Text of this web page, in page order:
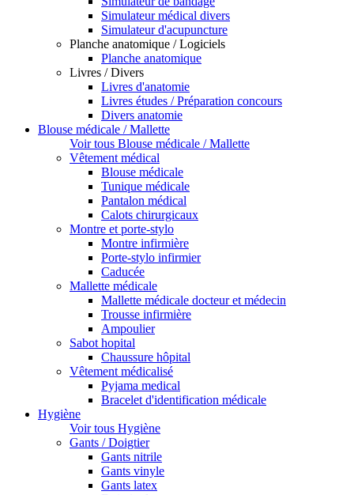
Simulateur médical divers
Simulateur d'acupuncture
Planche anatomique / Logiciels
Planche anatomique
Livres / Divers
Livres d'anatomie
Livres études / Préparation concours
Divers anatomie
Blouse médicale / Mallette
Voir tous Blouse médicale / Mallette
Vêtement médical
Blouse médicale
Tunique médicale
Pantalon médical
Calots chirurgicaux
Montre et porte-stylo
Montre infirmière
Porte-stylo infirmier
Caducée
Mallette médicale
Mallette médicale docteur et médecin
Trousse infirmière
Ampoulier
Sabot hopital
Chaussure hôpital
Vêtement médicalisé
Pyjama medical
Bracelet d'identification médicale
Hygiène
Voir tous Hygiène
Gants / Doigtier
Gants nitrile
Gants vinyle
Gants latex